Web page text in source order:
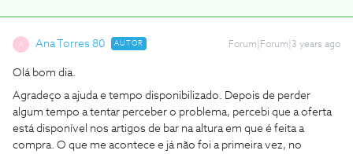
A Ana Torres 80 AUTOR Forum|Forum|3 years ago
Olá bom dia.
Agradeço a ajuda e tempo disponibilizado. Depois de perder
algum tempo a tentar perceber o problema, percebi que a oferta
está disponível nos artigos de bar na altura em que é feita a
compra. O que me acontece e já não foi a primeira vez, no